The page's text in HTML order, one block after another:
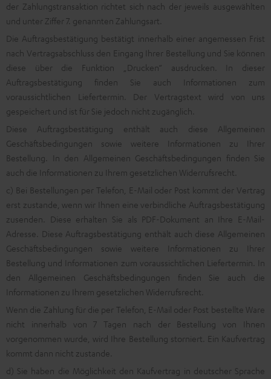
der Zahlungstransaktion richtet sich nach der jeweils ausgewählten
und unter Ziffer 7. genannten Zahlungsart.
Die Auftragsbestätigung bestätigt innerhalb einer angemessen Frist
nach Vertragsabschluss den Eingang Ihrer Bestellung und Sie können
diese über die Funktion „Drucken“ ausdrucken. In dieser
Auftragsbestätigung finden Sie auch Informationen zum
voraussichtlichen Liefertermin. Der Vertragstext wird von uns
gespeichert und ist für Sie jedoch nicht zugänglich.
Diese Auftragsbestätigung enthält auch diese Allgemeinen
Geschäftsbedingungen sowie weitere Informationen zu Ihrer
Bestellung. In den Allgemeinen Geschäftsbedingungen finden Sie
auch die Informationen zu Ihrem gesetzlichen Widerrufsrecht.
c) Bei Bestellungen per Telefon, E-Mail oder Post kommt der Vertrag
erst zustande, wenn wir Ihnen eine verbindliche Auftragsbestätigung
zusenden. Diese erhalten Sie als PDF-Dokument an Ihre E-Mail-
Adresse. Diese Auftragsbestätigung enthält auch diese Allgemeinen
Geschäftsbedingungen sowie weitere Informationen zu Ihrer
Bestellung und Informationen zum voraussichtlichen Liefertermin. In
den Allgemeinen Geschäftsbedingungen finden Sie auch die
Informationen zu Ihrem gesetzlichen Widerrufsrecht.
Wenn die Zahlung für die per Telefon, E-Mail oder Post bestellte Ware
nicht innerhalb von 7 Tagen nach der Bestellung von Ihnen
vorgenommen wurde, wird Ihre Bestellung storniert. Ein Kaufvertrag
kommt dann nicht zustande.
d) Sie haben die Möglichkeit den Kaufvertrag in deutscher Sprache